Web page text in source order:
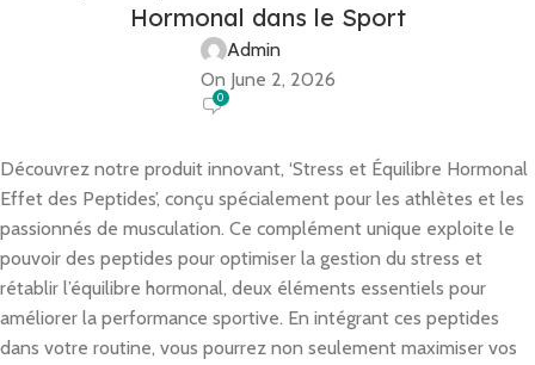
Hormonal dans le Sport
Admin
On June 2, 2026
0
Découvrez notre produit innovant, ‘Stress et Équilibre Hormonal
Effet des Peptides’, conçu spécialement pour les athlètes et les
passionnés de musculation. Ce complément unique exploite le
pouvoir des peptides pour optimiser la gestion du stress et
rétablir l’équilibre hormonal, deux éléments essentiels pour
améliorer la performance sportive. En intégrant ces peptides
dans votre routine, vous pourrez non seulement maximiser vos